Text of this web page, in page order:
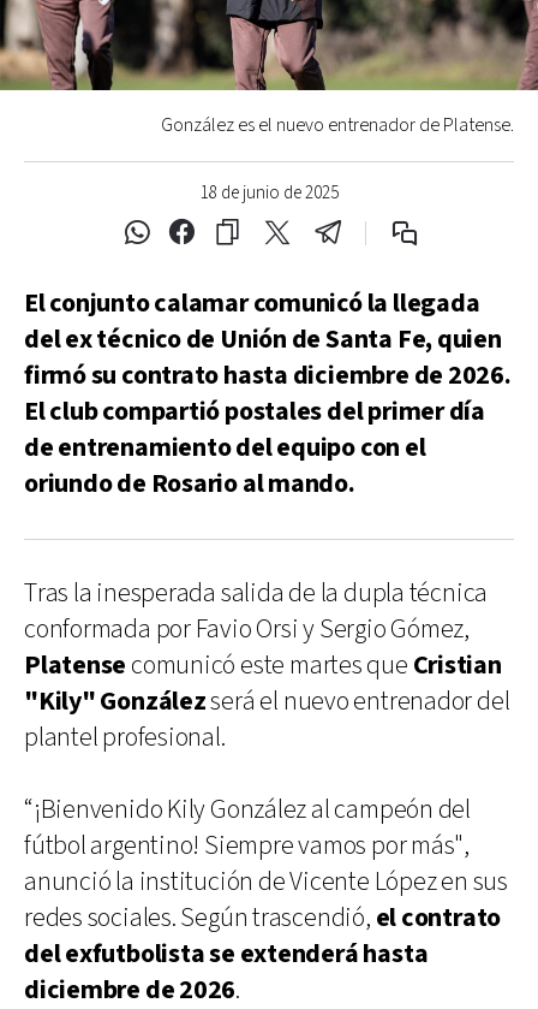
18 de junio de 2025
González es el nuevo entrenador de Platense.
El conjunto calamar comunicó la llegada
del ex técnico de Unión de Santa Fe, quien
firmó su contrato hasta diciembre de 2026.
El club compartió postales del primer día
de entrenamiento del equipo con el
oriundo de Rosario al mando.
Tras la inesperada salida de la dupla técnica
conformada por Favio Orsi y Sergio Gómez,
Platense comunicó este martes que Cristian
"Kily" Gonzálezserá el nuevo entrenador del
plantel profesional.
“¡Bienvenido Kily González al campeón del
fútbol argentino! Siempre vamos por más",
anunció la institución de Vicente López en sus
redes sociales. Según trascendió, el contrato
del exfutbolista se extenderá hasta
diciembre de 2026.